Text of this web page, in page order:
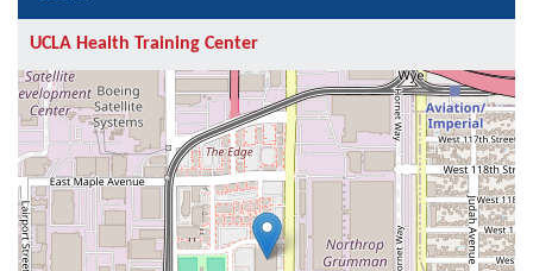
UCLA Health Training Center